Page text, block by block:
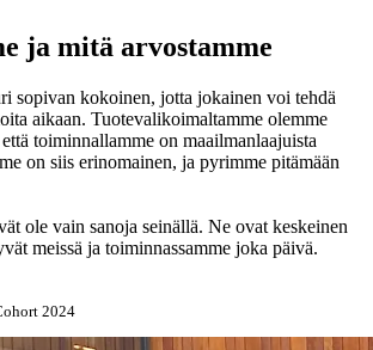
ja mitä arvostamme
sopivan kokoinen, jotta jokainen voi tehdä
aikaan. Tuotevalikoimaltamme olemme
toiminnallamme on maailmanlaajuista
on siis erinomainen, ja pyrimme pitämään
ole vain sanoja seinällä. Ne ovat keskeinen
meissä ja toiminnassamme joka päivä.
2024